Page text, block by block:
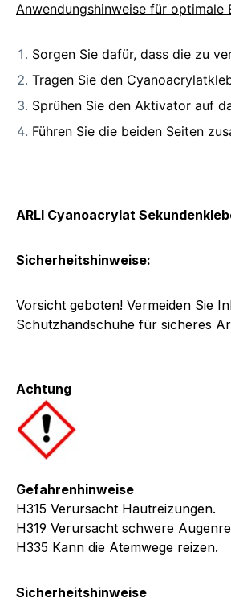
Anwendungshinweise für optimale
Sorgen Sie dafür, dass die zu
Tragen Sie den
Sprühen Sie den Aktivator auf
Führen Sie die beiden Seiten
ARLI Cyanoacrylat
Sicherheitshinweise:
Vorsicht geboten! Vermeiden Sie
Schutzhandschuhe für sicheres
Achtung
Gefahrenhinweise
H315 Verursacht Hautreizungen.
H319 Verursacht schwere
H335 Kann die Atemwege reizen.
Sicherheitshinweise